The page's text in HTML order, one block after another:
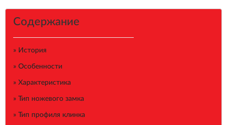
Содержание
» История
» Особенности
» Характеристика
» Тип ножевого замка
» Тип профиля клинка